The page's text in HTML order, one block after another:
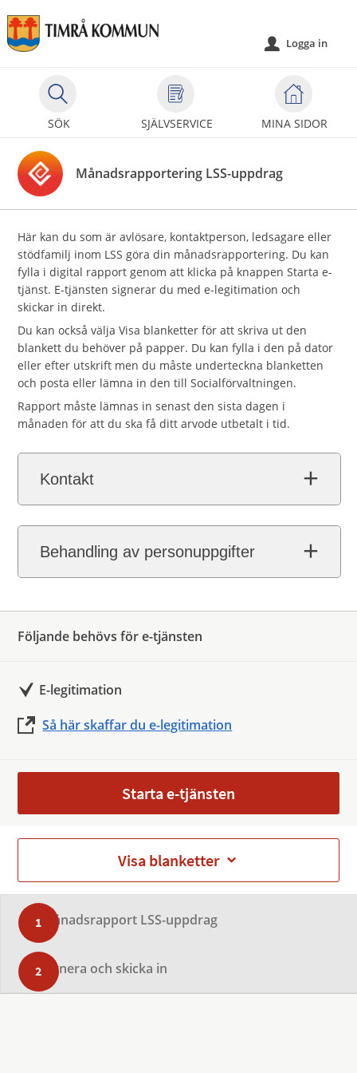
Välkommen
till
självservice
kommun
SÖK SJÄLVSERVICE MINA SIDOR
u Logga in
Månadsrapportering LSS-uppdrag
Här kan du som är avlösare, kontaktperson, ledsagare eller
stödfamilj inom LSS göra din månadsrapportering. Du kan
fylla i digital rapport genom att klicka på knappen Starta e-
tjänst. E-tjänsten signerar du med e-legitimation och
skickar in direkt.
Du kan också välja Visa blanketter för att skriva ut den
blankett du behöver på papper. Du kan fylla i den på dator
eller efter utskrift men du måste underteckna blanketten
och posta eller lämna in den till Socialförvaltningen.
Rapport måste lämnas in senast den sista dagen i
månaden för att du ska få ditt arvode utbetalt i tid.
Kontakt
Behandling av personuppgifter
Följande behövs för e-tjänsten
E-legitimation
Så här skaffar du e-legitimation
Starta e-tjänsten
Visa blanketter
Månadsrapport LSS-uppdrag
Signera och skicka in